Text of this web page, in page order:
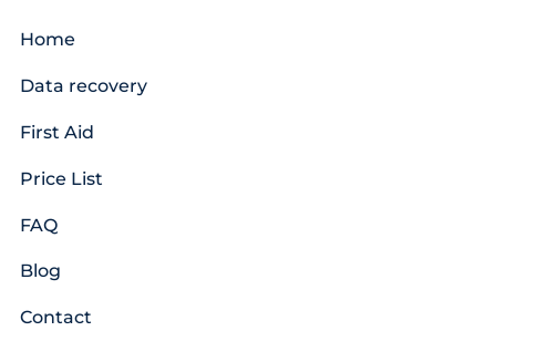
Home
Data recovery
First Aid
Price List
FAQ
Blog
Contact